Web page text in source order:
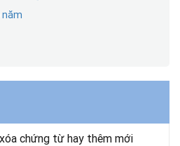
chứng từ hay thêm mới